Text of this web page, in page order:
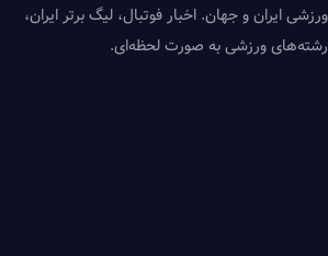
ایران و جهان. اخبار فوتبال، لیگ برتر ایران،
رشته‌های ورزشی به صورت لحظه‌ای.